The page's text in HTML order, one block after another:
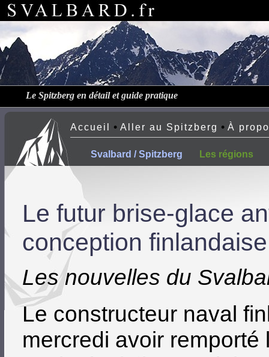
Le Spitzberg en détail et guide pratique
Accueil • Aller au Spitzberg • À
Svalbard / Spitzberg Les régions
Le futur brise-glace
conception finlandaise
Les nouvelles du
Le constructeur naval
mercredi avoir